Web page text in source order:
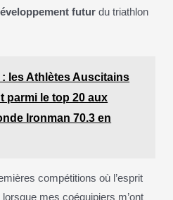
futur du triathlon
les Athlètes Auscitains
parmi le top 20 aux
Ironman 70.3 en
compétitions où l’esprit
lorsque mes coéquipiers m’ont